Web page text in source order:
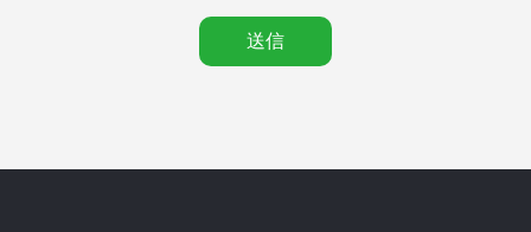
送信